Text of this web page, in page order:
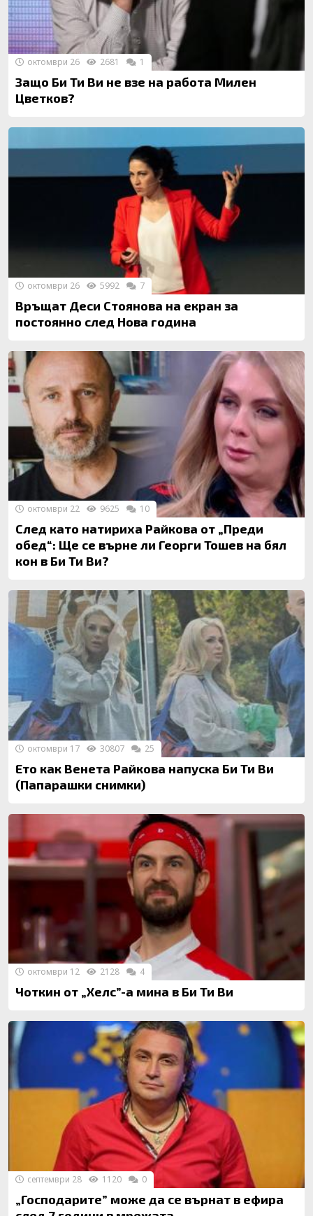
Защо Би Ти Ви не взе на работа Милен
Цветков?
октомври 26 2681 1
Връщат Деси Стоянова на екран за
постоянно след Нова година
октомври 26 5992 7
След като натириха Райкова от „Преди
обед“: Ще се върне ли Георги Тошев на бял
кон в Би Ти Ви?
октомври 22 9625 10
Ето как Венета Райкова напуска Би Ти Ви
(Папарашки снимки)
октомври 17 30807 25
Чоткин от „Хелс”-а мина в Би Ти Ви
октомври 12 2128 4
„Господарите” може да се върнат в ефира
септември 28 1120 0